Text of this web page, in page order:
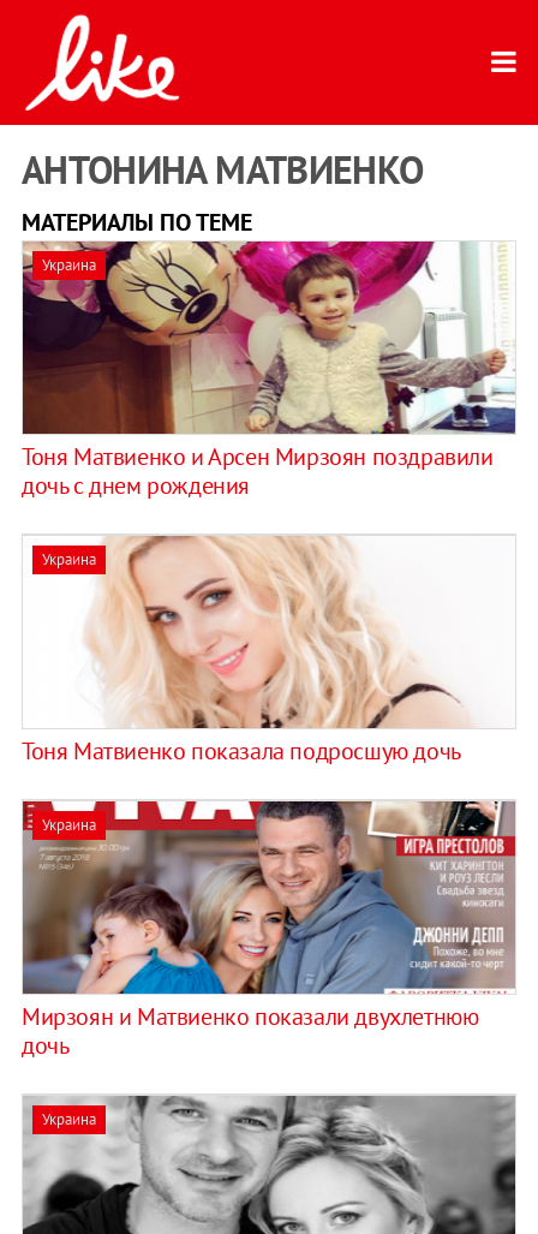
АНТОНИНА МАТВИЕНКО
МАТЕРИАЛЫ ПО ТЕМЕ
Украина
Тоня Матвиенко и Арсен Мирзоян поздравили
дочь с днем рождения
Украина
Тоня Матвиенко показала подросшую дочь
Украина
Мирзоян и Матвиенко показали двухлетнюю
дочь
Украина